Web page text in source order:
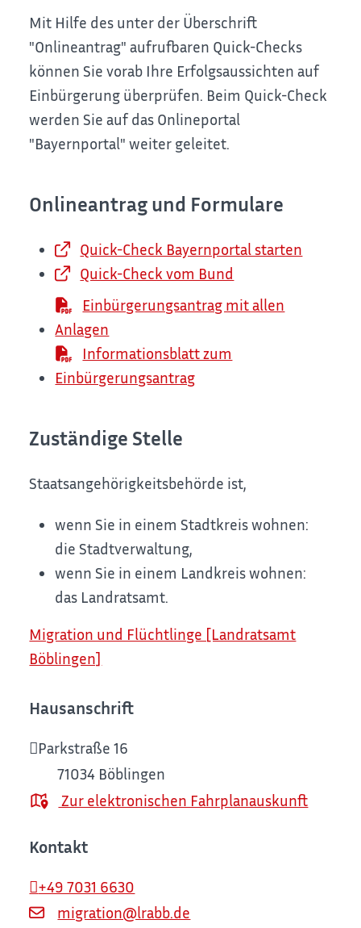
Mit Hilfe des unter der Überschrift
"Onlineantrag" aufrufbaren Quick-Checks
können Sie vorab Ihre Erfolgsaussichten auf
Einbürgerung überprüfen. Beim Quick-Check
werden Sie auf das Onlineportal
"Bayernportal" weiter geleitet.
Onlineantrag und Formulare
Quick-Check Bayernportal starten
Quick-Check vom Bund
Einbürgerungsantrag mit allen
Anlagen
Informationsblatt zum
Einbürgerungsantrag
Zuständige Stelle
Staatsangehörigkeitsbehörde ist,
wenn Sie in einem Stadtkreis wohnen:
die Stadtverwaltung,
wenn Sie in einem Landkreis wohnen:
das Landratsamt.
Migration und Flüchtlinge [Landratsamt
Böblingen]
Hausanschrift
Parkstraße 16
71034 Böblingen
Zur elektronischen Fahrplanauskunft
Kontakt
+49 7031 6630
migration@lrabb.de